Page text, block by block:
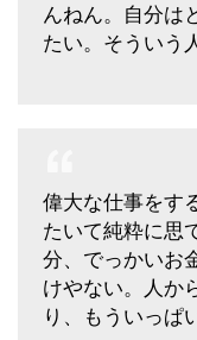
んねん。自分は
たい。そういう
偉大な仕事をす
たいて純粋に思
分、でっかいお
けやない。人か
り、もういっぱ